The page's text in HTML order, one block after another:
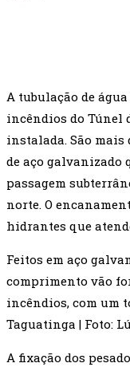
A tubulação de
incêndios do Túnel
instalada. São mais
de aço galvanizado
passagem
norte. O
hidrantes que
Feitos em aço
comprimento vão
incêndios, com um
Taguatinga | Foto:
A fixação dos